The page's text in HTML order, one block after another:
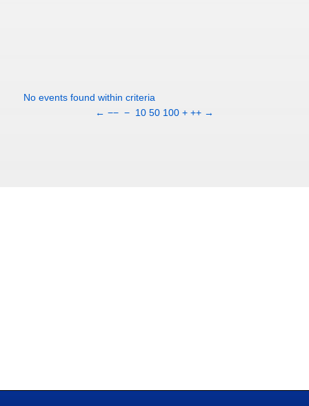
No events found within criteria
← −− − 10 50 100 + ++ →